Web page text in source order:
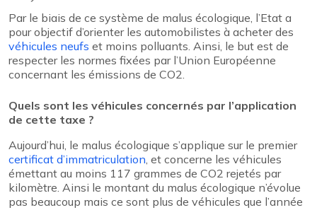
Par le biais de ce système de malus écologique, l’Etat a
pour objectif d’orienter les automobilistes à acheter des
véhicules neufs et moins polluants. Ainsi, le but est de
respecter les normes fixées par l’Union Européenne
concernant les émissions de CO2.
Quels sont les véhicules concernés par l’application
de cette taxe ?
Aujourd’hui, le malus écologique s’applique sur le premier
certificat d’immatriculation, et concerne les véhicules
émettant au moins 117 grammes de CO2 rejetés par
kilomètre. Ainsi le montant du malus écologique n’évolue
pas beaucoup mais ce sont plus de véhicules que l’année